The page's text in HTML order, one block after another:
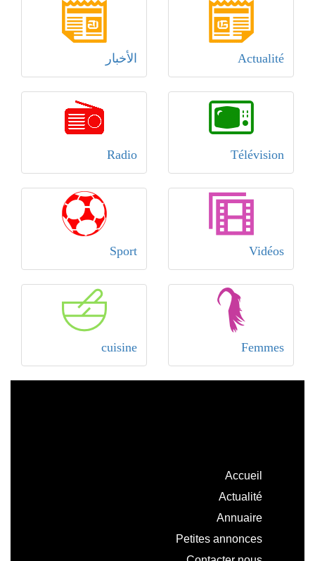
Actualité الأخبار
Télévision
Radio
Vidéos
Sport
Femmes
cuisine
Accueil
Actualité
Annuaire
Petites annonces